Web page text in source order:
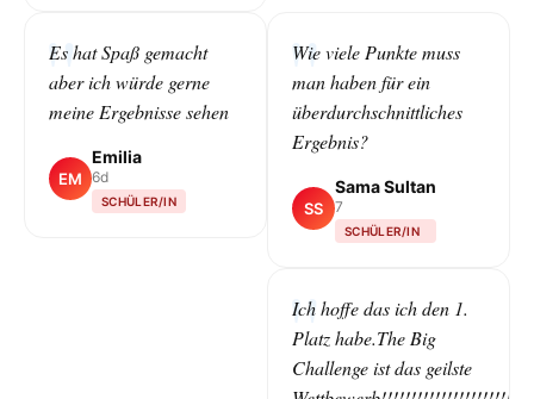
Es hat Spaß gemacht
aber ich würde gerne
meine Ergebnisse sehen
EM
Emilia
6d
SCHÜLER/IN
Wie viele Punkte muss
man haben für ein
überdurchschnittliches
Ergebnis?
SS
Sama Sultan
7
SCHÜLER/IN
Ich hoffe das ich den 1.
Platz habe.The Big
Challenge ist das geilste